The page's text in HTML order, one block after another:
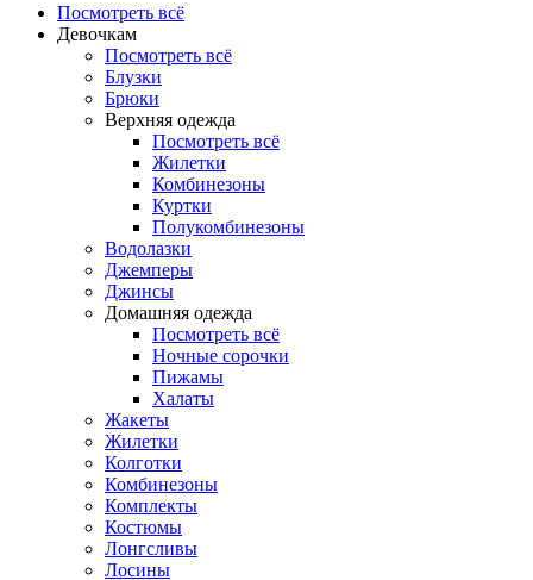
Посмотреть всё
Девочкам
Посмотреть всё
Блузки
Брюки
Верхняя одежда
Посмотреть всё
Жилетки
Комбинезоны
Куртки
Полукомбинезоны
Водолазки
Джемперы
Джинсы
Домашняя одежда
Посмотреть всё
Ночные сорочки
Пижамы
Халаты
Жакеты
Жилетки
Колготки
Комбинезоны
Комплекты
Костюмы
Лонгсливы
Лосины